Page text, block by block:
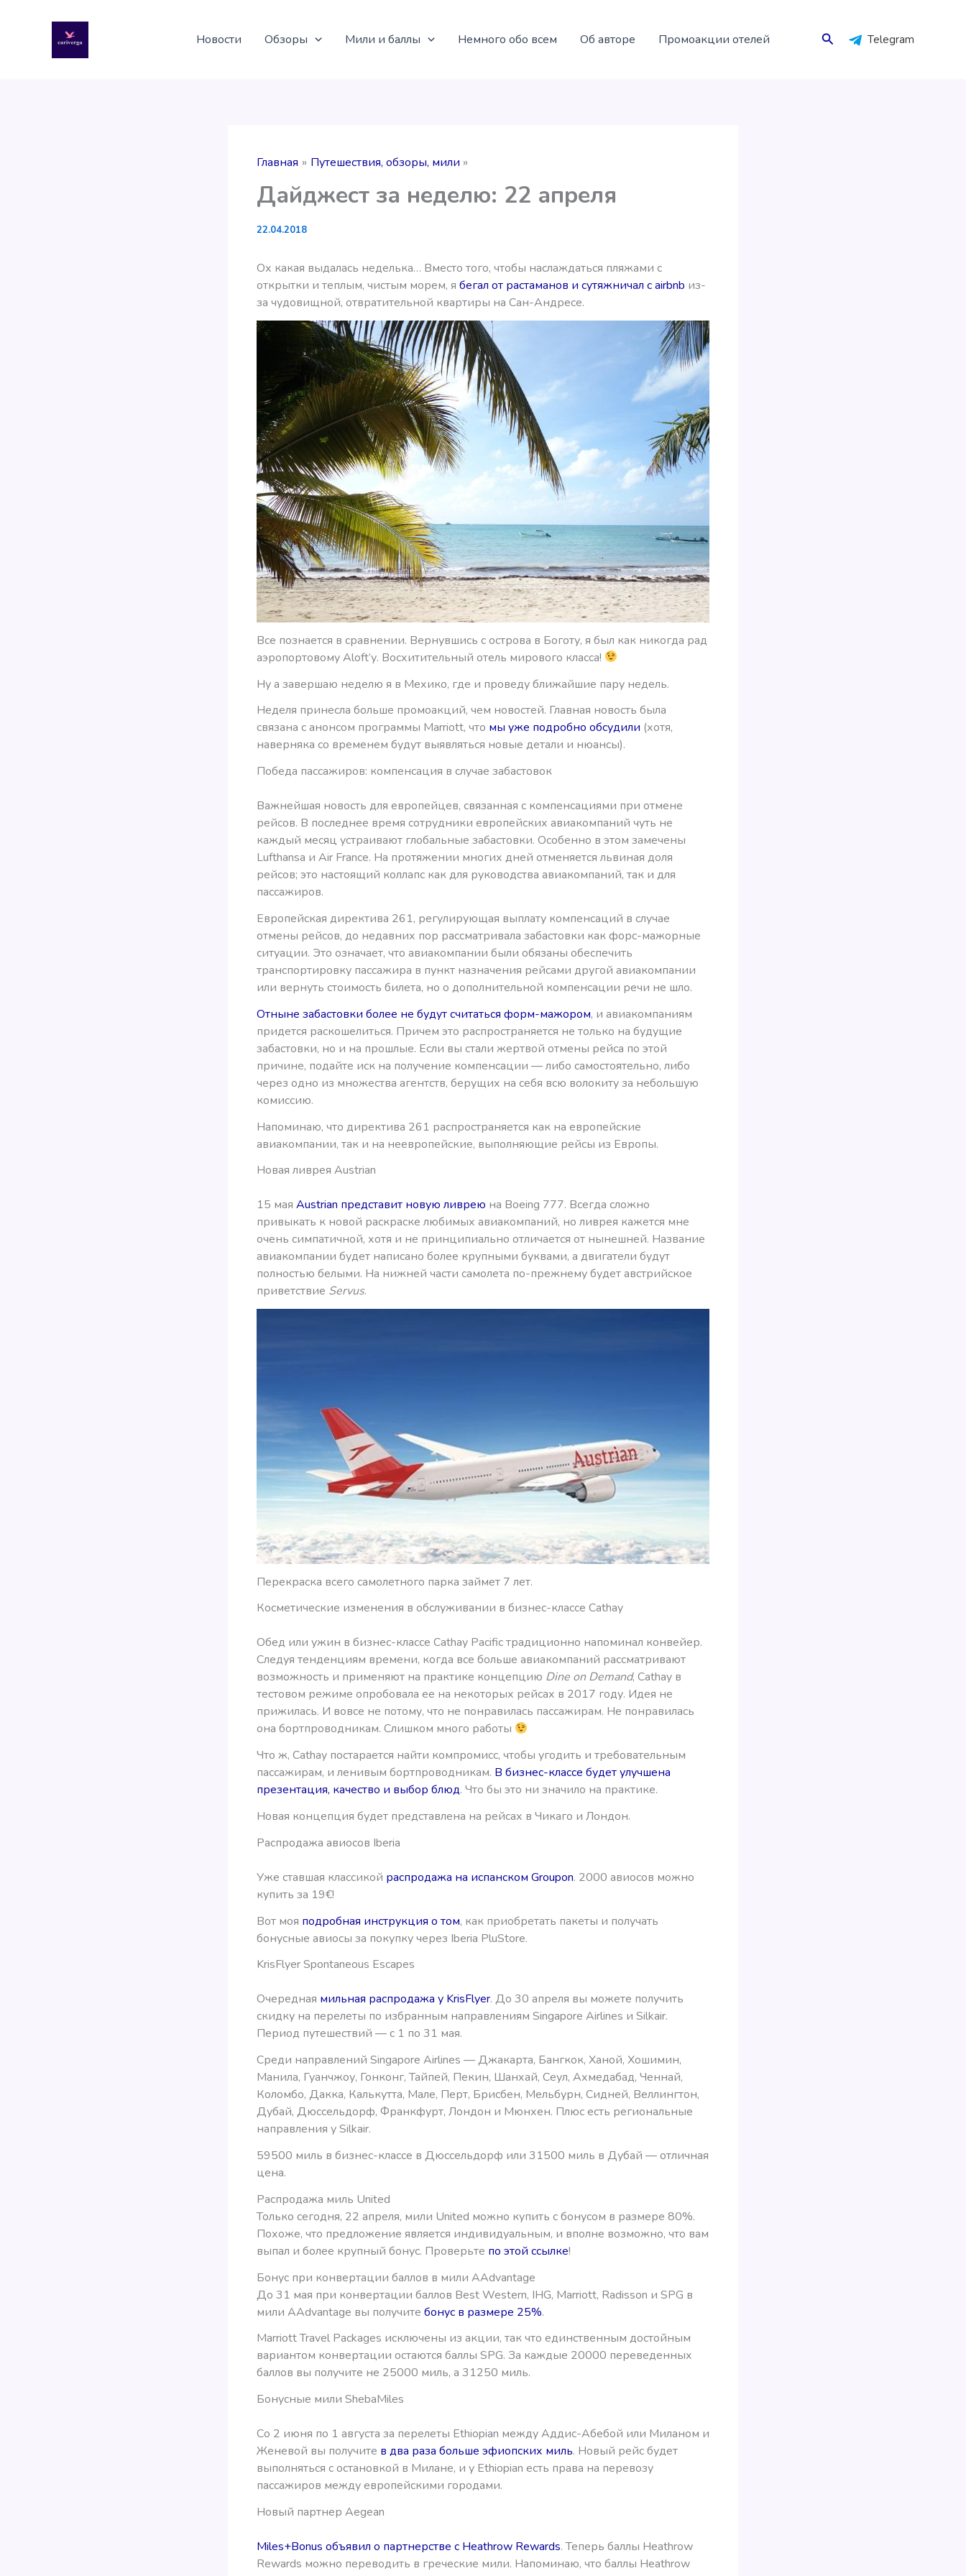
содержимому
Новости Обзоры Мили и баллы Немного обо всем Об авторе Промоакции отелей Поиск Telegram
Главная Путешествия, обзоры, мили
Дайджест за неделю: 22 апреля
22.04.2018
Ох какая выдалась неделька… Вместо того, чтобы наслаждаться пляжами с
открытки и теплым, чистым морем, я бегал от растаманов и сутяжничал с airbnb из-
за чудовищной, отвратительной квартиры на Сан-Андресе.
Все познается в сравнении. Вернувшись с острова в Боготу, я был как никогда рад
аэропортовому Aloft’у. Восхитительный отель мирового класса!
Ну а завершаю неделю я в Мехико, где и проведу ближайшие пару недель.
Неделя принесла больше промоакций, чем новостей. Главная новость была
связана с анонсом программы Marriott, что мы уже подробно обсудили (хотя,
наверняка со временем будут выявляться новые детали и нюансы).
Победа пассажиров: компенсация в случае забастовок
Важнейшая новость для европейцев, связанная с компенсациями при отмене
рейсов. В последнее время сотрудники европейских авиакомпаний чуть не
каждый месяц устраивают глобальные забастовки. Особенно в этом замечены
Lufthansa и Air France. На протяжении многих дней отменяется львиная доля
рейсов; это настоящий коллапс как для руководства авиакомпаний, так и для
пассажиров.
Европейская директива 261, регулирующая выплату компенсаций в случае
отмены рейсов, до недавних пор рассматривала забастовки как форс-мажорные
ситуации. Это означает, что авиакомпании были обязаны обеспечить
транспортировку пассажира в пункт назначения рейсами другой авиакомпании
или вернуть стоимость билета, но о дополнительной компенсации речи не шло.
Отныне забастовки более не будут считаться форм-мажором, и авиакомпаниям
придется раскошелиться. Причем это распространяется не только на будущие
забастовки, но и на прошлые. Если вы стали жертвой отмены рейса по этой
причине, подайте иск на получение компенсации — либо самостоятельно, либо
через одно из множества агентств, берущих на себя всю волокиту за небольшую
комиссию.
Напоминаю, что директива 261 распространяется как на европейские
авиакомпании, так и на неевропейские, выполняющие рейсы из Европы.
Новая ливрея Austrian
15 мая Austrian представит новую ливрею на Boeing 777. Всегда сложно
привыкать к новой раскраске любимых авиакомпаний, но ливрея кажется мне
очень симпатичной, хотя и не принципиально отличается от нынешней. Название
авиакомпании будет написано более крупными буквами, а двигатели будут
полностью белыми. На нижней части самолета по-прежнему будет австрийское
приветствие Servus.
Перекраска всего самолетного парка займет 7 лет.
Косметические изменения в обслуживании в бизнес-классе Cathay
Обед или ужин в бизнес-классе Cathay Pacific традиционно напоминал конвейер.
Следуя тенденциям времени, когда все больше авиакомпаний рассматривают
возможность и применяют на практике концепцию Dine on Demand, Cathay в
тестовом режиме опробовала ее на некоторых рейсах в 2017 году. Идея не
прижилась. И вовсе не потому, что не понравилась пассажирам. Не понравилась
она бортпроводникам. Слишком много работы
Что ж, Cathay постарается найти компромисс, чтобы угодить и требовательным
пассажирам, и ленивым бортпроводникам. В бизнес-классе будет улучшена
презентация, качество и выбор блюд. Что бы это ни значило на практике.
Новая концепция будет представлена на рейсах в Чикаго и Лондон.
Распродажа авиосов Iberia
Уже ставшая классикой распродажа на испанском Groupon. 2000 авиосов можно
купить за 19€!
Вот моя подробная инструкция о том, как приобретать пакеты и получать
бонусные авиосы за покупку через Iberia PluStore.
KrisFlyer Spontaneous Escapes
Очередная мильная распродажа у KrisFlyer. До 30 апреля вы можете получить
скидку на перелеты по избранным направлениям Singapore Airlines и Silkair.
Период путешествий — с 1 по 31 мая.
Среди направлений Singapore Airlines — Джакарта, Бангкок, Ханой, Хошимин,
Манила, Гуанчжоу, Гонконг, Тайпей, Пекин, Шанхай, Сеул, Ахмедабад, Ченнай,
Коломбо, Дакка, Калькутта, Мале, Перт, Брисбен, Мельбурн, Сидней, Веллингтон,
Дубай, Дюссельдорф, Франкфурт, Лондон и Мюнхен. Плюс есть региональные
направления у Silkair.
59500 миль в бизнес-классе в Дюссельдорф или 31500 миль в Дубай — отличная
цена.
Распродажа миль United
Только сегодня, 22 апреля, мили United можно купить с бонусом в размере 80%.
Похоже, что предложение является индивидуальным, и вполне возможно, что вам
выпал и более крупный бонус. Проверьте по этой ссылке!
Бонус при конвертации баллов в мили AAdvantage
До 31 мая при конвертации баллов Best Western, IHG, Marriott, Radisson и SPG в
мили AAdvantage вы получите бонус в размере 25%.
Marriott Travel Packages исключены из акции, так что единственным достойным
вариантом конвертации остаются баллы SPG. За каждые 20000 переведенных
баллов вы получите не 25000 миль, а 31250 миль.
Бонусные мили ShebaMiles
Со 2 июня по 1 августа за перелеты Ethiopian между Аддис-Абебой или Миланом и
Женевой вы получите в два раза больше эфиопских миль. Новый рейс будет
выполняться с остановкой в Милане, и у Ethiopian есть права на перевозу
пассажиров между европейскими городами.
Новый партнер Aegean
Miles+Bonus объявил о партнерстве с Heathrow Rewards. Теперь баллы Heathrow
Rewards можно переводить в греческие мили. Напоминаю, что баллы Heathrow